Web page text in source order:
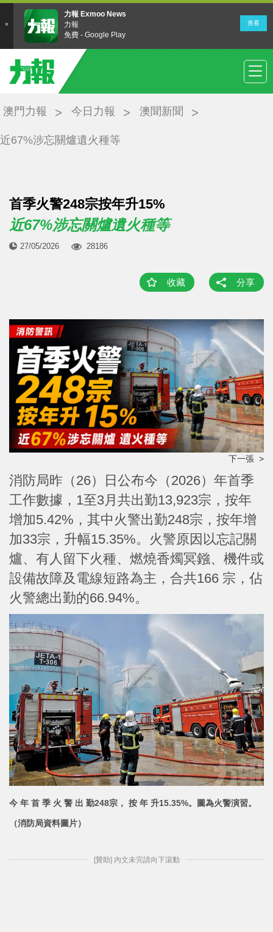
澳門力報 今日力報 澳聞新聞
近67%涉忘關爐遺火種等
首季火警248宗按年升15%
近67%涉忘關爐遺火種等
27/05/2026 28186
收藏 分享
下一張 >
消防局昨（26）日公布今（2026）年首季
工作數據，1至3月共出勤13,923宗，按年
增加5.42%，其中火警出勤248宗，按年增
加33宗，升幅15.35%。火警原因以忘記關
爐、有人留下火種、燃燒香燭冥鏹、機件或
設備故障及電線短路為主，合共166 宗，佔
火警總出勤的66.94%。
今 年 首 季 火 警 出 勤248宗， 按 年 升15.35%。圖為火警演習。
（消防局資料圖片）
[贊助] 內文未完請向下滾動